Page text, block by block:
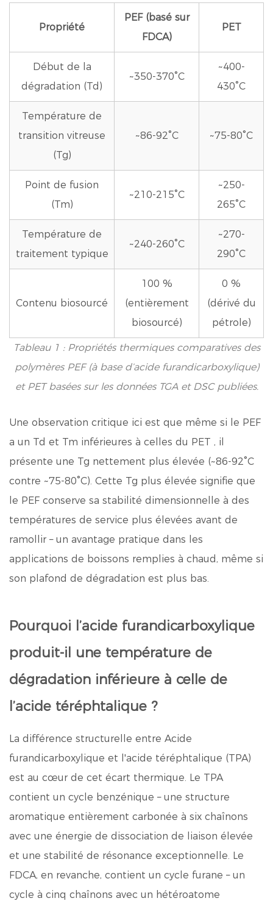
Propriété
PEF (basé sur
FDCA)
PET
Début de la
dégradation (Td)
~350-370°C
~400-
430°C
Température de
transition vitreuse
(Tg)
~86-92°C ~75-80°C
Point de fusion
(Tm)
~210-215°C
~250-
265°C
Température de
traitement typique
~240-260°C
~270-
290°C
Contenu biosourcé
100 %
(entièrement
biosourcé)
0 %
(dérivé du
pétrole)
Tableau 1 : Propriétés thermiques comparatives des
polymères PEF (à base d’acide furandicarboxylique)
et PET basées sur les données TGA et DSC publiées.
Une observation critique ici est que même si le PEF
a un Td et Tm inférieures à celles du PET , il
présente une Tg nettement plus élevée (~86-92°C
contre ~75-80°C). Cette Tg plus élevée signifie que
le PEF conserve sa stabilité dimensionnelle à des
températures de service plus élevées avant de
ramollir – un avantage pratique dans les
applications de boissons remplies à chaud, même si
son plafond de dégradation est plus bas.
Pourquoi l’acide furandicarboxylique
produit-il une température de
dégradation inférieure à celle de
l’acide téréphtalique ?
La différence structurelle entre Acide
furandicarboxylique et l'acide téréphtalique (TPA)
est au cœur de cet écart thermique. Le TPA
contient un cycle benzénique – une structure
aromatique entièrement carbonée à six chaînons
avec une énergie de dissociation de liaison élevée
et une stabilité de résonance exceptionnelle. Le
FDCA, en revanche, contient un cycle furane – un
cycle à cinq chaînons avec un hétéroatome